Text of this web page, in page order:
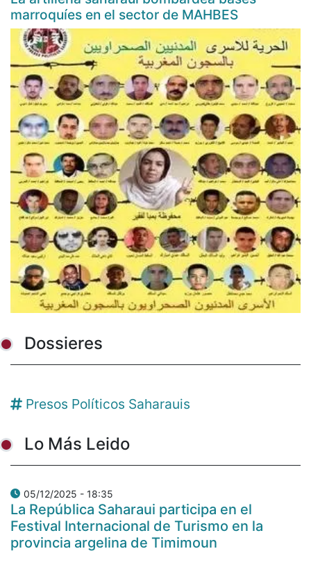
marroquíes en el sector de MAHBES
Dossieres
Presos Políticos Saharauis
Lo Más Leido
05/12/2025 - 18:35
La República Saharaui participa en el
Festival Internacional de Turismo en la
provincia argelina de Timimoun